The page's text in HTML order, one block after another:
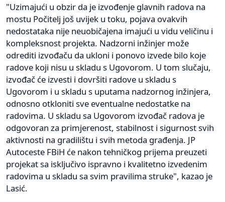
"Uzimajući u obzir da je izvođenje glavnih radova na
mostu Počitelj još uvijek u toku, pojava ovakvih
nedostataka nije neuobičajena imajući u vidu veličinu i
kompleksnost projekta. Nadzorni inžinjer može
odrediti izvođaču da ukloni i ponovo izvede bilo koje
radove koji nisu u skladu s Ugovorom. U tom slučaju,
izvođač će izvesti i dovršiti radove u skladu s
Ugovorom i u skladu s uputama nadzornog inžinjera,
odnosno otkloniti sve eventualne nedostatke na
radovima. U skladu sa Ugovorom izvođač radova je
odgovoran za primjerenost, stabilnost i sigurnost svih
aktivnosti na gradilištu i svih metoda građenja. JP
Autoceste FBiH će nakon tehničkog prijema preuzeti
projekat sa isključivo ispravno i kvalitetno izvedenim
radovima u skladu sa svim pravilima struke", kazao je
Lasić.